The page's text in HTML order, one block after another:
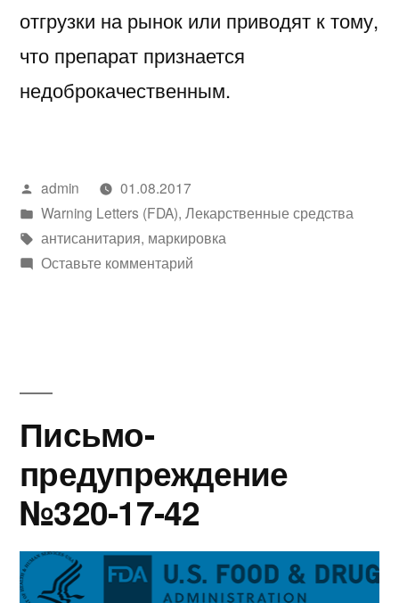
отгрузки на рынок или приводят к тому,
что препарат признается
недоброкачественным.
Написано
автором
admin
01.08.2017
Написано
в
Warning Letters (FDA), Лекарственные средства
Метки:
антисанитария, маркировка
Оставьте комментарийк
Письмо-
предупреждение
№320-17-42